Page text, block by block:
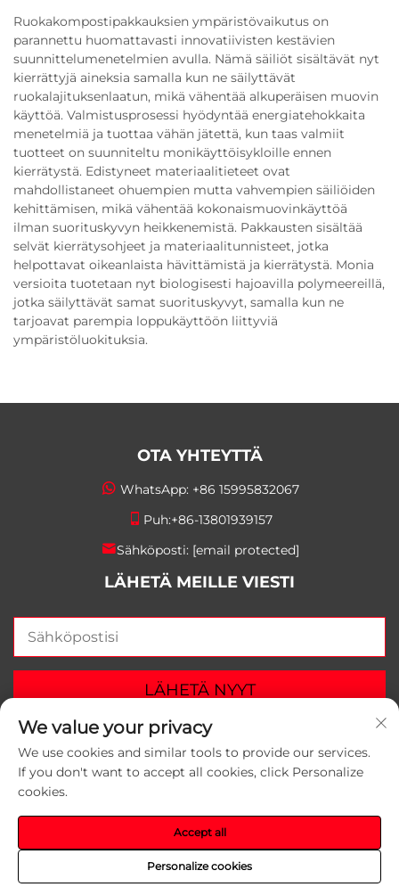
Ruokakompostipakkauksien ympäristövaikutus on
parannettu huomattavasti innovatiivisten kestävien
suunnittelumenetelmien avulla. Nämä säiliöt sisältävät nyt
kierrättyjä aineksia samalla kun ne säilyttävät
ruokalajituksenlaatun, mikä vähentää alkuperäisen muovin
käyttöä. Valmistusprosessi hyödyntää energiatehokkaita
menetelmiä ja tuottaa vähän jätettä, kun taas valmiit
tuotteet on suunniteltu monikäyttöisykloille ennen
kierrätystä. Edistyneet materiaalitieteet ovat
mahdollistaneet ohuempien mutta vahvempien säiliöiden
kehittämisen, mikä vähentää kokonaismuovinkäyttöä
ilman suorituskyvyn heikkenemistä. Pakkausten sisältää
selvät kierrätysohjeet ja materiaalitunnisteet, jotka
helpottavat oikeanlaista hävittämistä ja kierrätystä. Monia
versioita tuotetaan nyt biologisesti hajoavilla polymeereillä,
jotka säilyttävät samat suorituskyvyt, samalla kun ne
tarjoavat parempia loppukäyttöön liittyviä
ympäristöluokituksia.
OTA YHTEYTTÄ
WhatsApp: +86 15995832067
Puh:+86-13801939157
Sähköposti: [email protected]
LÄHETÄ MEILLE VIESTI
LÄHETÄ NYYT
Co., Ltd. Kaikki oikeudet varattuina.
Tietosuojakäytäntö
We value your privacy
We use cookies and similar tools to provide our services.
If you don't want to accept all cookies, click Personalize
cookies.
Personalize cookies
Accept all